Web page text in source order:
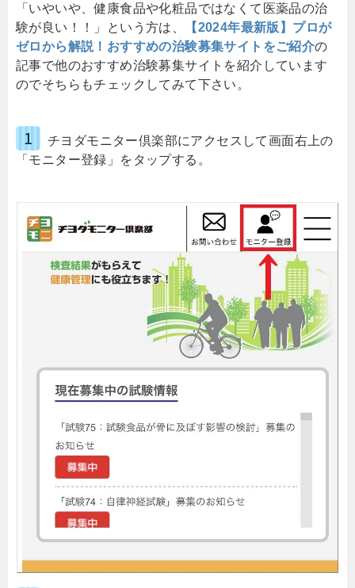
「いやいや、健康食品や化粧品ではなくて医薬品の治
験が良い！！」という方は、
【2024年最新版】プロが
ゼロから解説！おすすめの治験募集サイトをご紹介の
記事で他のおすすめ治験募集サイトを紹介しています
のでそちらもチェックしてみて下さい。
チヨダモニター倶楽部にアクセスして画面右上の
「モニター登録」をタップする。